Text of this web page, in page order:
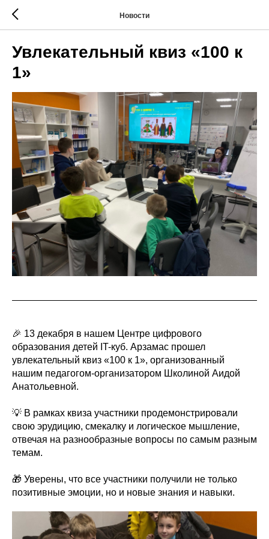
Новости
Увлекательный квиз «100 к
1»
🎉 13 декабря в нашем Центре цифрового
образования детей IT-куб. Арзамас прошел
увлекательный квиз «100 к 1», организованный
нашим педагогом-организатором Школиной Аидой
Анатольевной.
💡 В рамках квиза участники продемонстрировали
свою эрудицию, смекалку и логическое мышление,
отвечая на разнообразные вопросы по самым разным
темам.
🎁 Уверены, что все участники получили не только
позитивные эмоции, но и новые знания и навыки.